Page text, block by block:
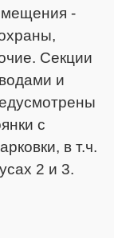
-
Секции
и
с
в т.ч.
2 и 3.